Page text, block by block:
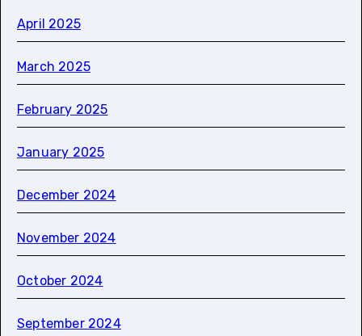
April 2025
March 2025
February 2025
January 2025
December 2024
November 2024
October 2024
September 2024